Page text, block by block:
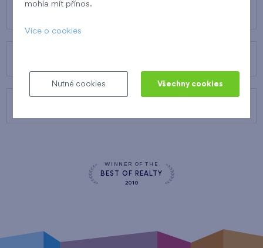
O FINEPU
WINNER OF THE
BEST OF REALTY
2010
mohla mít přínos.
Více o cookies
Nutné cookies Všechny cookies